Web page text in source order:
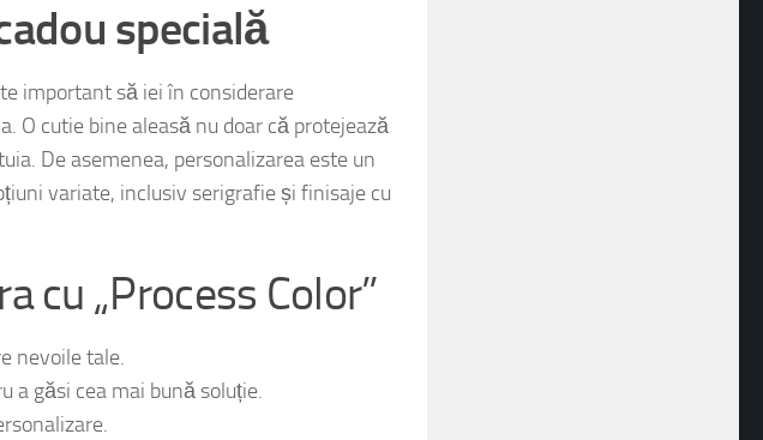
specială
important să iei în considerare
O cutie bine aleasă nu doar că protejează
De asemenea, personalizarea este un
variate, inclusiv serigrafie și finisaje cu
cu „Process Color”
nevoile tale.
a găsi cea mai bună soluție.